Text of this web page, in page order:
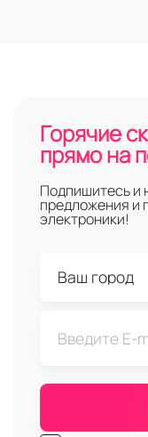
Горячие
прямо на
Подпишитесь и
предложения и
электроники!